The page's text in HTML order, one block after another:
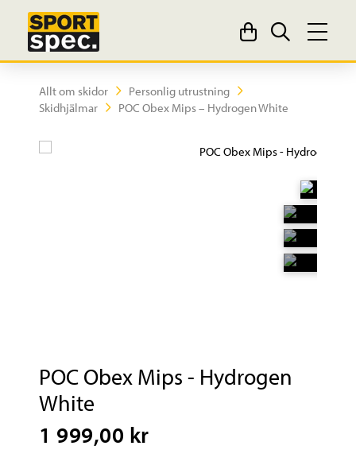
Allt om skidor
Personlig utrustning
Skidhjälmar
POC Obex Mips – Hydrogen White
POC Obex Mips - Hydrogen
White
1 999,00 kr